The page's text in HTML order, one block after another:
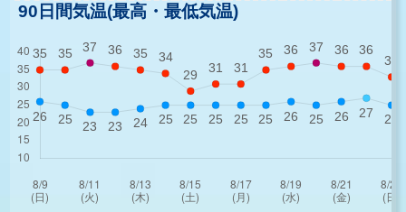
90日間気温(最高・最低気温)